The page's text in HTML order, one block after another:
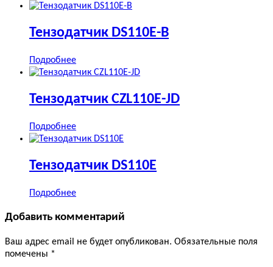
Тензодатчик DS110E-B
Подробнее
Тензодатчик CZL110E-JD
Подробнее
Тензодатчик DS110E
Подробнее
Добавить комментарий
Ваш адрес email не будет опубликован. Обязательные поля
помечены *